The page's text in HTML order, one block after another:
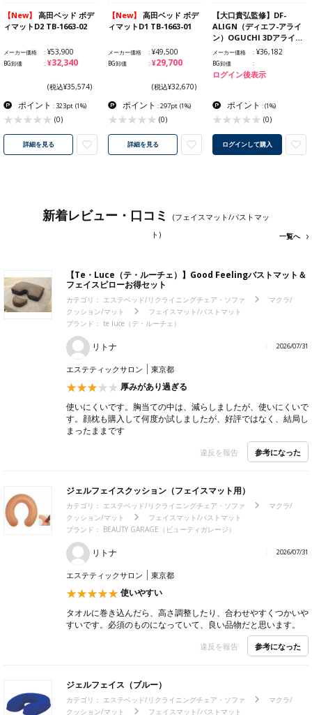
【New】
ィマットD2 TB-1663-02
メーカー価格 ¥53,900
BG卸価 ¥32,340
(税込¥35,574)
ポイント : 323pt (1%)
(0)
詳細を見る
【New】
ィマットD1 TB-1663-01
メーカー価格 ¥49,500
BG卸価 ¥29,700
(税込¥32,670)
ポイント : 297pt (1%)
(0)
詳細を見る
【大口貴弘監修】DF-
ALIGN（ディエフ-アライ
ン）OGUCHI 3Dアライ…
メーカー価格 ¥36,182
BG卸価
ログイン後表示
ポイント :(1%)
(0)
ログインして購入
新着レビュー・口コミ
(フェイスマット/バストマッ
ト)
一覧へ
【Te・Luce（テ・ルーチェ）】Good Feelingバストマット＆
フェイスピローお得セット
カテゴリ： エステベッド/リクライニングチェア・ソファ
マクラ/
クッション/マット
フェイスマット/バストマット
ブランド： te luce（テ・ルーチェ）
リトナ 2026/07/31
エステティックサロン 東京都
厚みがあり過ぎる
使いにくいです。胸当ての中は、減らしましたが、使いにくいで
す。顔枕も購入して何度か試しましたが、好評ではなく、結局し
まったままです
違反を報告 参考になった
ジェルフェイスクッション（フェイスマット用）
カテゴリ： エステベッド/リクライニングチェア・ソファ
マクラ/
クッション/マット
フェイスマット/バストマット
ブランド： BEAUTY GARAGE（ビューティガレージ）
リトナ 2026/07/31
エステティックサロン 東京都
使いやすい
タオルに巻き込んだら、高さ調整したり、合わせやすくつかいや
すいです。必須のものになっていて、良い品物だと思います。
違反を報告 参考になった
ジェルフェイス（ブルー）
カテゴリ： エステベッド/リクライニングチェア・ソファ
マクラ/
クッション/マット
フェイスマット/バストマット